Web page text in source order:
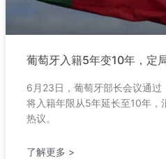
葡萄牙入籍5年变10年，定
6月23日，葡萄牙部长会议通过
将入籍年限从5年延长至10年，
热议。
了解更多 >